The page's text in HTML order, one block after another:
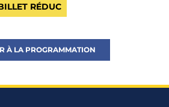
RÉDUC
À LA PROGRAMMATION